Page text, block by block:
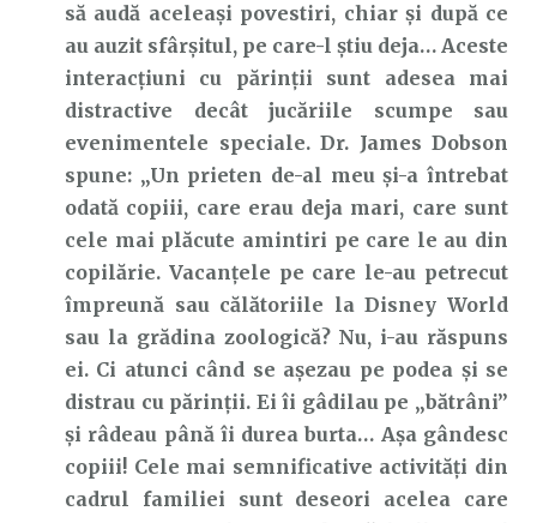
să audă aceleași povestiri, chiar și după ce
au auzit sfârșitul, pe care-l știu deja… Aceste
interacțiuni cu părinții sunt adesea mai
distractive decât jucăriile scumpe sau
evenimentele speciale. Dr. James Dobson
spune: „Un prieten de-al meu și-a întrebat
odată copiii, care erau deja mari, care sunt
cele mai plăcute amintiri pe care le au din
copilărie. Vacanțele pe care le-au petrecut
împreună sau călătoriile la Disney World
sau la grădina zoologică? Nu, i-au răspuns
ei. Ci atunci când se așezau pe podea și se
distrau cu părinții. Ei îi gâdilau pe „bătrâni”
și râdeau până îi durea burta… Așa gândesc
copiii! Cele mai semnificative activități din
cadrul familiei sunt deseori acelea care